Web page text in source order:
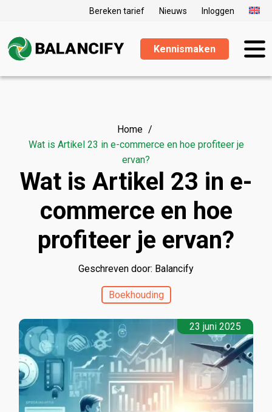
Bereken tarief Nieuws Inloggen
Kennismaken
Home
Wat is Artikel 23 in e-commerce en hoe profiteer je
ervan?
Wat is Artikel 23 in e-
commerce en hoe
profiteer je ervan?
Geschreven door: Balancify
Boekhouding
23 juni 2025